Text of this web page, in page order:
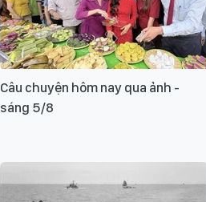
Câu chuyện hôm nay qua ảnh -
sáng 5/8